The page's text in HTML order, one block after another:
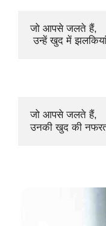
जो आपसे जलते हैं,
उन्हें खुद में
जो आपसे जलते हैं,
उनकी खुद की नफरत